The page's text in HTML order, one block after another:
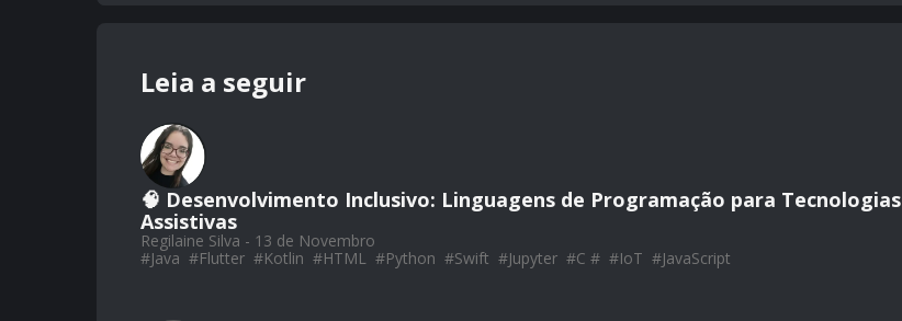
Leia a seguir
🧠 Desenvolvimento Inclusivo: Linguagens de Programação para Tecnologias
Assistivas
Regilaine Silva - 13 de Novembro
#Java #Flutter #Kotlin #HTML #Python #Swift #Jupyter #C # #IoT #JavaScript